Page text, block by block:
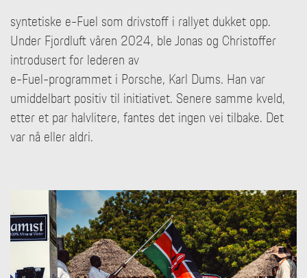
syntetiske e-Fuel som drivstoff i rallyet dukket opp.
Under Fjordluft våren 2024, ble Jonas og Christoffer
introdusert for lederen av
e-Fuel-programmet i Porsche, Karl Dums. Han var
umiddelbart positiv til initiativet. Senere samme kveld,
etter et par halvlitere, fantes det ingen vei tilbake. Det
var nå eller aldri.